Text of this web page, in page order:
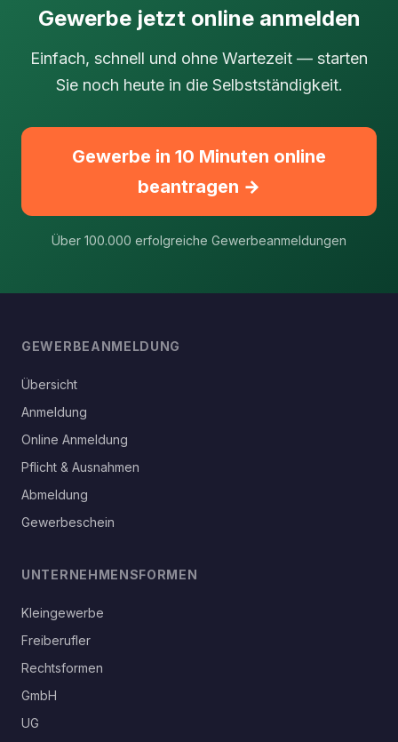
Gewerbe jetzt online anmelden
Einfach, schnell und ohne Wartezeit — starten
Sie noch heute in die Selbstständigkeit.
Gewerbe in 10 Minuten online
beantragen →
Über 100.000 erfolgreiche Gewerbeanmeldungen
GEWERBEANMELDUNG
Übersicht
Anmeldung
Online Anmeldung
Pflicht & Ausnahmen
Abmeldung
Gewerbeschein
UNTERNEHMENSFORMEN
Kleingewerbe
Freiberufler
Rechtsformen
GmbH
UG